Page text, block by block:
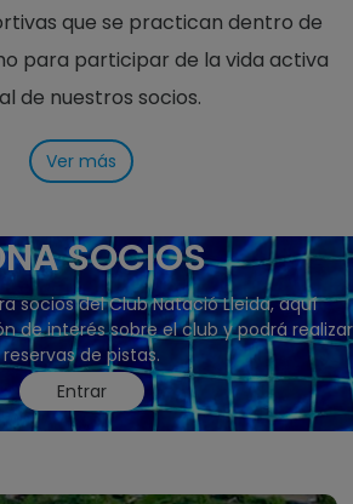
que se practican dentro de
para participar de la vida activa
de nuestros socios.
Ver más
SOCIOS
socios del Club Natació Lleida, aquí
de interés sobre el club y podrá realizar
reservas de pistas.
Entrar